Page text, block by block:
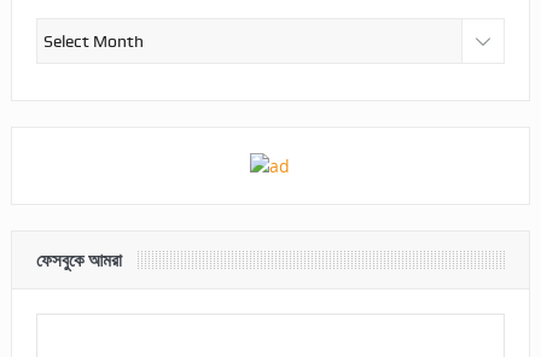
আর্কাইভ
ফেসবুকে আমরা